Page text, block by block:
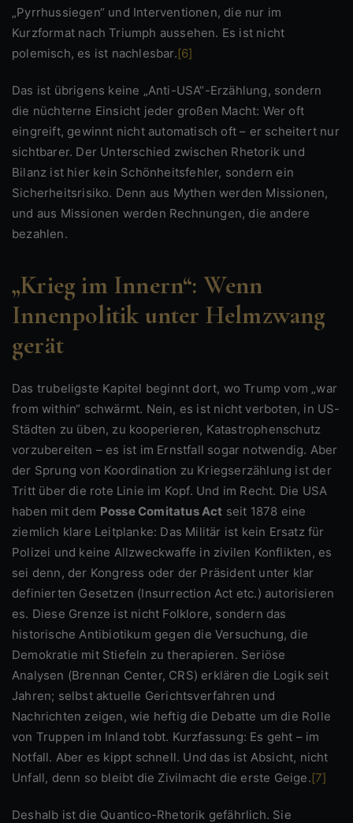
„Pyrrhussiegen“ und Interventionen, die nur im
Kurzformat nach Triumph aussehen. Es ist nicht
polemisch, es ist nachlesbar.[6]
Das ist übrigens keine „Anti-USA“-Erzählung, sondern
die nüchterne Einsicht jeder großen Macht: Wer oft
eingreift, gewinnt nicht automatisch oft – er scheitert nur
sichtbarer. Der Unterschied zwischen Rhetorik und
Bilanz ist hier kein Schönheitsfehler, sondern ein
Sicherheitsrisiko. Denn aus Mythen werden Missionen,
und aus Missionen werden Rechnungen, die andere
bezahlen.
„Krieg im Innern“: Wenn
Innenpolitik unter Helmzwang
gerät
Das trubeligste Kapitel beginnt dort, wo Trump vom „war
from within“ schwärmt. Nein, es ist nicht verboten, in US-
Städten zu üben, zu kooperieren, Katastrophenschutz
vorzubereiten – es ist im Ernstfall sogar notwendig. Aber
der Sprung von Koordination zu Kriegserzählung ist der
Tritt über die rote Linie im Kopf. Und im Recht. Die USA
haben mit dem Posse Comitatus Act seit 1878 eine
ziemlich klare Leitplanke: Das Militär ist kein Ersatz für
Polizei und keine Allzweckwaffe in zivilen Konflikten, es
sei denn, der Kongress oder der Präsident unter klar
definierten Gesetzen (Insurrection Act etc.) autorisieren
es. Diese Grenze ist nicht Folklore, sondern das
historische Antibiotikum gegen die Versuchung, die
Demokratie mit Stiefeln zu therapieren. Seriöse
Analysen (Brennan Center, CRS) erklären die Logik seit
Jahren; selbst aktuelle Gerichtsverfahren und
Nachrichten zeigen, wie heftig die Debatte um die Rolle
von Truppen im Inland tobt. Kurzfassung: Es geht – im
Notfall. Aber es kippt schnell. Und das ist Absicht, nicht
Unfall, denn so bleibt die Zivilmacht die erste Geige.[7]
Deshalb ist die Quantico-Rhetorik gefährlich. Sie